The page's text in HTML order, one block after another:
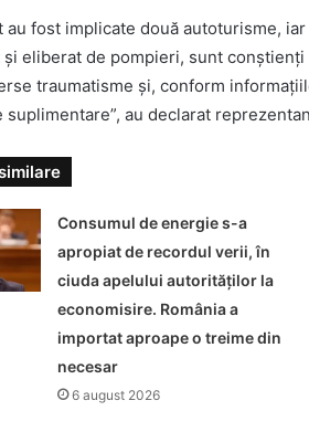
au fost implicate două autoturisme,
eliberat de pompieri, sunt
traumatisme și, conform
suplimentare”, au declarat
Consumul de energie s-a
apropiat de recordul verii, în
ciuda apelului autorităților la
economisire. România a
importat aproape o treime din
necesar
6 august 2026